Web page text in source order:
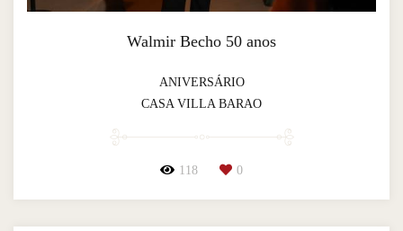
Walmir Becho 50 anos
ANIVERSÁRIO
CASA VILLA BARAO
118 0